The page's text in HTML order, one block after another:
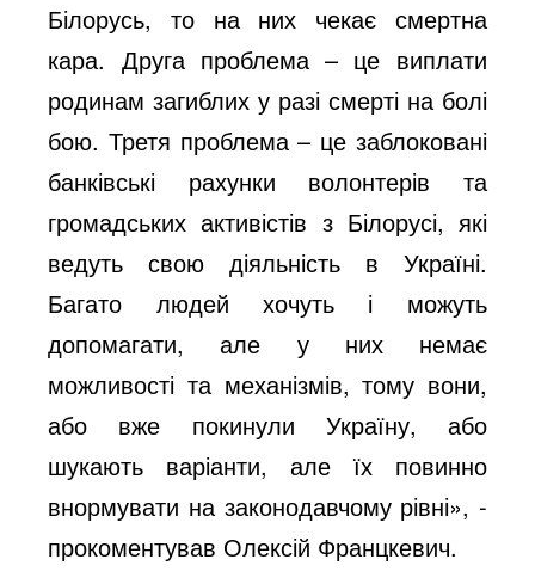
Білорусь, то на них чекає смертна
кара. Друга проблема – це виплати
родинам загиблих у разі смерті на болі
бою. Третя проблема – це заблоковані
банківські рахунки волонтерів та
громадських активістів з Білорусі, які
ведуть свою діяльність в Україні.
Багато людей хочуть і можуть
допомагати, але у них немає
можливості та механізмів, тому вони,
або вже покинули Україну, або
шукають варіанти, але їх повинно
внормувати на законодавчому рівні», -
прокоментував Олексій Францкевич.